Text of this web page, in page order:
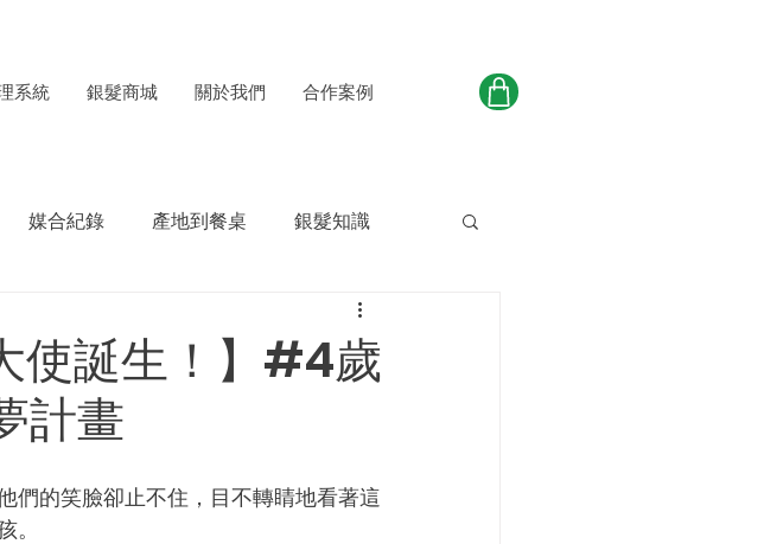
系統 銀髮商城 關於我們 合作案例
媒合紀錄 產地到餐桌 銀髮知識
紀錄
使誕生！】#4歲
計畫
們的笑臉卻止不住，目不轉睛地看著這
。